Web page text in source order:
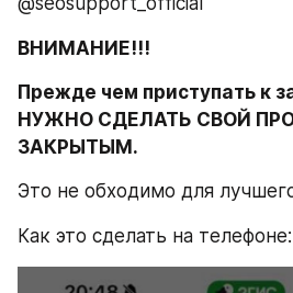
ВНИМАНИЕ!!!
Прежде чем приступать к
НУЖНО СДЕЛАТЬ СВОЙ
ЗАКРЫТЫМ.
Это не обходимо для
Как это сделать на телефоне: